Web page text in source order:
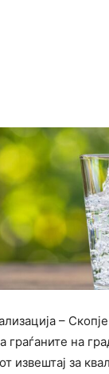
–
на
извештај за